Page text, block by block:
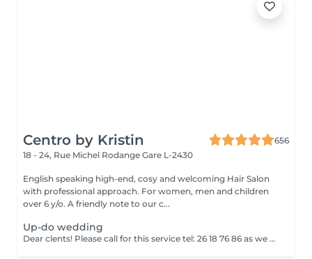
Centro by Kristin
656
18 - 24, Rue Michel Rodange Gare L-2430
English speaking high-end, cosy and welcoming Hair Salon
with professional approach. For women, men and children
over 6 y/o. A friendly note to our c...
Up-do wedding
Dear clents! Please call for this service tel: 26 18 76 86 as we need to book a trial styling before the big day. Wash-blowout- pins-curls/straightincluded A test run is a must, at least a week before! (Included)